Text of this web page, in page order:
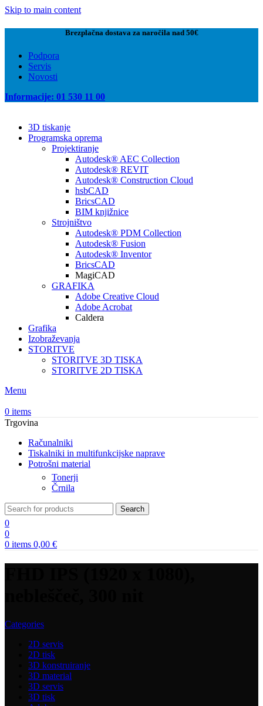
Skip to main content
Brezplačna dostava za naročila nad 50€
Podpora
Servis
Novosti
Informacije: 01 530 11 00
3D tiskanje
Programska oprema
Projektiranje
Autodesk® AEC Collection
Autodesk® REVIT
Autodesk® Construction Cloud
hsbCAD
BricsCAD
BIM knjižnice
Strojništvo
Autodesk® PDM Collection
Autodesk® Fusion
Autodesk® Inventor
BricsCAD
MagiCAD
GRAFIKA
Adobe Creative Cloud
Adobe Acrobat
Caldera
Grafika
Izobraževanja
STORITVE
STORITVE 3D TISKA
STORITVE 2D TISKA
Menu
0 items
Trgovina
Računalniki
Tiskalniki in multifunkcijske naprave
Potrošni material
Tonerji
Črnila
Search
0
0
0 items 0,00 €
Categories
2D servis
2D tisk
3D konstruiranje
3D material
3D servis
3D tisk